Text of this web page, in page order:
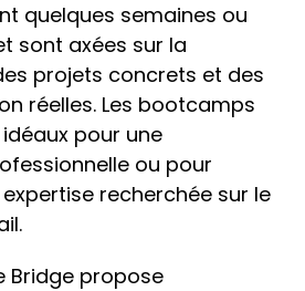
quelques semaines ou
sont axées sur la
projets concrets et des
réelles. Les bootcamps
pour une
ou pour
recherchée sur le
Bridge propose